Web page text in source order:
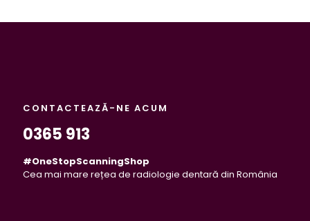
CONTACTEAZĂ-NE ACUM
0365 913
#OneStopScanningShop
Cea mai mare rețea de radiologie dentară din România